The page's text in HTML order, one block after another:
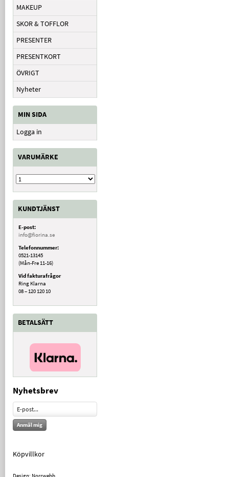
MAKEUP
SKOR & TOFFLOR
PRESENTER
PRESENTKORT
ÖVRIGT
Nyheter
MIN SIDA
Logga in
VARUMÄRKE
KUNDTJÄNST
E-post:
info@fiorina.se
Telefonnummer:
0521-13145
(Mån-Fre 11-16)
Vid fakturafrågor
Ring Klarna
08 – 120 120 10
BETALSÄTT
Nyhetsbrev
Anmäl mig
Köpvillkor
Design: Norrwebb